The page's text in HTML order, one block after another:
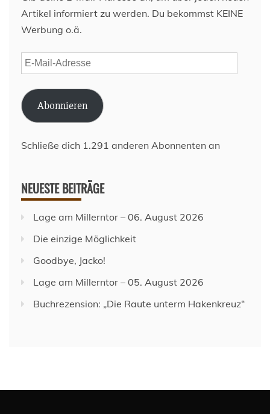
Artikel informiert zu werden. Du bekommst KEINE
Werbung o.ä.
E-
Mail-
Adresse
Abonnieren
Schließe dich 1.291 anderen Abonnenten an
NEUESTE BEITRÄGE
Lage am Millerntor – 06. August 2026
Die einzige Möglichkeit
Goodbye, Jacko!
Lage am Millerntor – 05. August 2026
Buchrezension: „Die Raute unterm Hakenkreuz“